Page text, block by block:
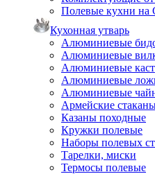
Полевые кухни
Кухонная утварь
Алюминиевые
Алюминиевые
Алюминиевые
Алюминиевые
Алюминиевые
Армейские
Казаны походные
Кружки полевые
Наборы полевых
Тарелки, миски
Термосы полевые